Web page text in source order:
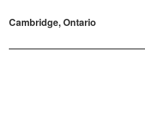
Cambridge, Ontario